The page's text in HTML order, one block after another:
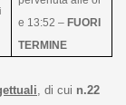
e 13:52 – FUORI
TERMINE
, di cui n.22